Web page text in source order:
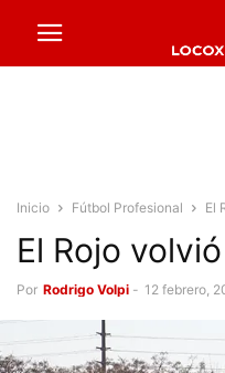
Inicio Fútbol Profesional El
El Rojo
Por Rodrigo Volpi - 12 febrero,